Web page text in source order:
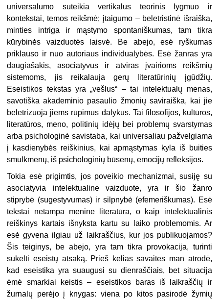
universalumo suteikia vertikalus teorinis lygmuo ir
kontekstai, temos reikšmė; įtaigumo – beletristinė išraiška,
minties intriga ir mąstymo spontaniškumas, tam tikra
kūrybinės vaizduotės laisvė. Be abejo, esė ryškumas
priklauso ir nuo autoriaus individualybės. Esė žanras yra
daugiašakis, asociatyvus ir atviras įvairioms reikšmių
sistemoms, jis reikalauja gerų literatūrinių įgūdžių.
Eseistikos tekstas yra „vešlus“ – tai intelektualų menas,
savotiška akademinio pasaulio žmonių saviraiška, kai jie
beletrizuoja jiems rūpimus dalykus. Tai filosofijos, kultūros,
literatūros, meno, politinių idėjų bei problemų svarstymas
arba psichologinė savistaba, kai universaliau pažvelgiama
į kasdienybės reiškinius, kai apmąstymas kyla iš buities
smulkmenų, iš psichologinių būsenų, emocijų refleksijos.
Tokia esė prigimtis, jos poveikio mechanizmai, susiję su
asociatyvia intelektualine vaizduote, yra ir šio žanro
stiprybė (sugestyvumas) ir silpnybė (efemeriškumas). Esė
tekstai netampa menine literatūra, o kaip intelektualinis
reiškinys kartais išnyksta kartu su laiko problemomis. Ar
esė gyvena ilgiau už laikraščius, kur jos publikuojamos?
Šis teiginys, be abejo, yra tam tikra provokacija, turinti
sukelti eseistų atsaką. Prieš kelias savaites man atrodė,
kad eseistika yra suaugusi su dienraščiais, bet situacija
ėmė smarkiai keistis – eseistikos baras iš laikraščių ir
žurnalų perėjo į knygas: viena po kitos pasirodė žymių